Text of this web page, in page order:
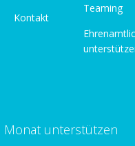
Kontakt
Teaming
Monat unterstützen